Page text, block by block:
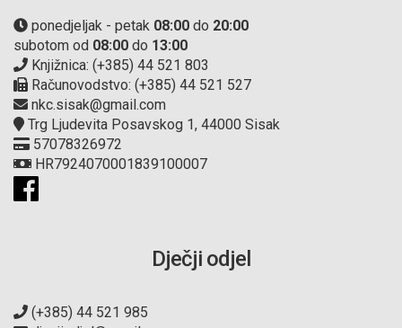
ponedjeljak - petak 08:00 do 20:00
subotom od 08:00 do 13:00
Knjižnica: (+385) 44 521 803
Računovodstvo: (+385) 44 521 527
nkc.sisak@gmail.com
Trg Ljudevita Posavskog 1, 44000 Sisak
57078326972
HR7924070001839100007
Dječji odjel
(+385) 44 521 985